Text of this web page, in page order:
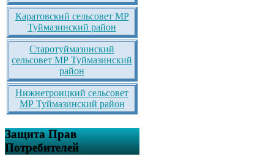
Каратовский сельсовет МР
Туймазинский район
Старотуймазинский
сельсовет МР Туймазинский
район
Нижнетроицкий сельсовет
МР Туймазинский район
Защита Прав
Потребителей